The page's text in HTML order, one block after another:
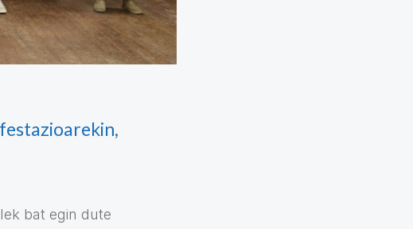
bat egin dute